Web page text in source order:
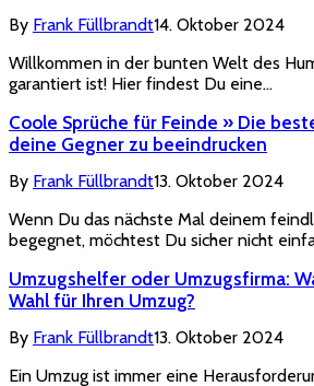
By Frank Füllbrandt14. Oktober 2024
Willkommen in der bunten Welt des
garantiert ist! Hier findest Du eine…
Coole Sprüche für Feinde » Die
deine Gegner zu beeindrucken
By Frank Füllbrandt13. Oktober 2024
Wenn Du das nächste Mal deinem
begegnet, möchtest Du sicher nicht
Umzugshelfer oder Umzugsfirma:
Wahl für Ihren Umzug?
By Frank Füllbrandt13. Oktober 2024
Ein Umzug ist immer eine